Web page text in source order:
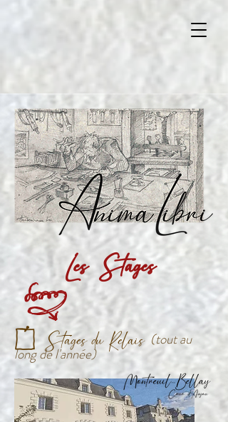
Les Stages
k
J Stages du Relais (tout au
long de l'année)